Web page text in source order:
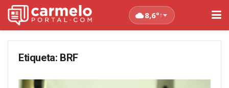
8,6°↑
Etiqueta: BRF